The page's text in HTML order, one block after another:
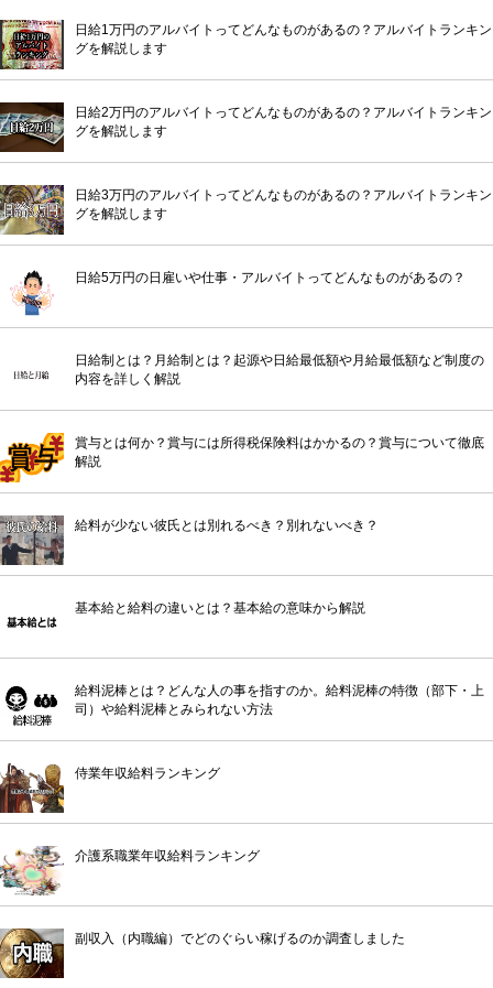
日給1万円のアルバイトってどんなものがあるの？アルバイトランキン
グを解説します
日給2万円のアルバイトってどんなものがあるの？アルバイトランキン
グを解説します
日給3万円のアルバイトってどんなものがあるの？アルバイトランキン
グを解説します
日給5万円の日雇いや仕事・アルバイトってどんなものがあるの？
日給制とは？月給制とは？起源や日給最低額や月給最低額など制度の
内容を詳しく解説
賞与とは何か？賞与には所得税保険料はかかるの？賞与について徹底
解説
給料が少ない彼氏とは別れるべき？別れないべき？
基本給と給料の違いとは？基本給の意味から解説
給料泥棒とは？どんな人の事を指すのか。給料泥棒の特徴（部下・上
司）や給料泥棒とみられない方法
侍業年収給料ランキング
介護系職業年収給料ランキング
副収入（内職編）でどのぐらい稼げるのか調査しました